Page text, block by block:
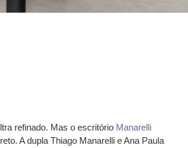
refinado. Mas o escritório Manarelli
A dupla Thiago Manarelli e Ana Paula